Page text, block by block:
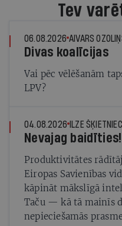
Tev
06.08.2026 AIVARS
Divas koalīcijas
Vai pēc vēlēšanām
LPV?
04.08.2026 ILZE
Nevajag baidīties!
Produktivitātes
Eiropas Savienības
kāpināt mākslīgā
Taču — kā tā mainīs
nepieciešamās